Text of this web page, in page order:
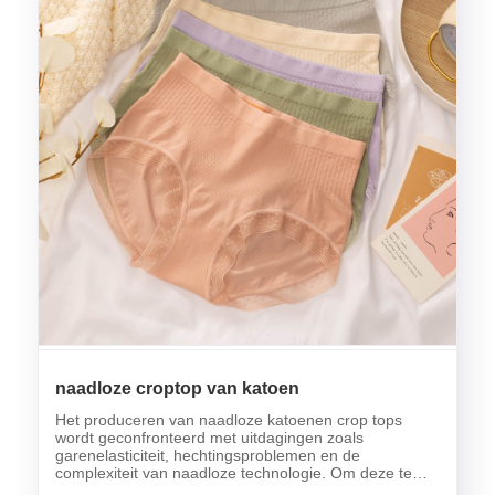
naadloze croptop van katoen
Het produceren van naadloze katoenen crop tops
wordt geconfronteerd met uitdagingen zoals
garenelasticiteit, hechtingsproblemen en de
complexiteit van naadloze technologie. Om deze te